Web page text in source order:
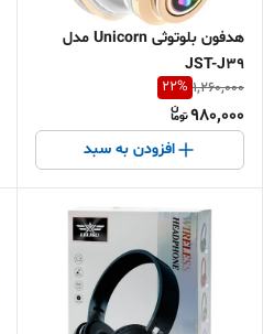
هدفون بلوتوثی Unicorn مدل
JST-J39
1,260,000
22%
980,000
افزودن به سبد